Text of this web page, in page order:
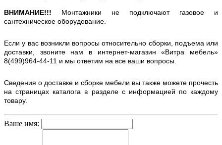
ВНИМАНИЕ!!! Монтажники не подключают газовое и
сантехническое оборудование.
Если у вас возникли вопросы относительно сборки, подъема или
доставки, звоните нам в интернет-магазин «Витра мебель»
8(499)964-44-11 и мы ответим на все ваши вопросы.
Сведения о доставке и сборке мебели вы также можете прочесть
на страницах каталога в разделе с информацией по каждому
товару.
Ваше имя: